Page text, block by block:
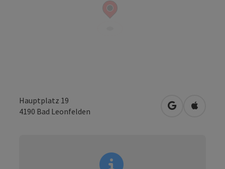
Hauptplatz 19
4190 Bad Leonfelden open inOpen in